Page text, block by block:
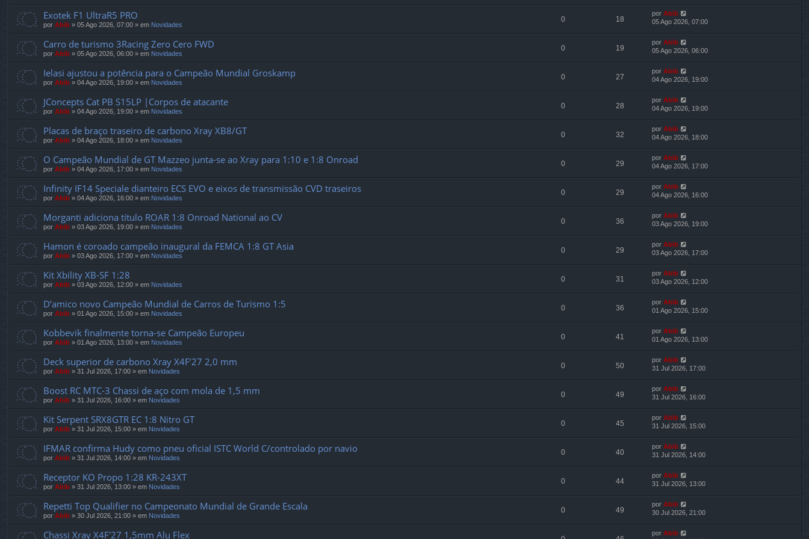
Exotek F1 UltraR5 PRO
por Abib » 05 Ago 2026, 07:00 » em Novidades
0 18
por Abib
05 Ago 2026, 07:00
Carro de turismo 3Racing Zero Cero FWD
por Abib » 05 Ago 2026, 06:00 » em Novidades
0 19
por Abib
05 Ago 2026, 06:00
Ielasi ajustou a potência para o Campeão Mundial Groskamp
por Abib » 04 Ago 2026, 19:00 » em Novidades
0 27
por Abib
04 Ago 2026, 19:00
JConcepts Cat PB S15LP |Corpos de atacante
por Abib » 04 Ago 2026, 19:00 » em Novidades
0 28
por Abib
04 Ago 2026, 19:00
Placas de braço traseiro de carbono Xray XB8/GT
por Abib » 04 Ago 2026, 18:00 » em Novidades
0 32
por Abib
04 Ago 2026, 18:00
O Campeão Mundial de GT Mazzeo junta-se ao Xray para 1:10 e 1:8 Onroad
por Abib » 04 Ago 2026, 17:00 » em Novidades
0 29
por Abib
04 Ago 2026, 17:00
Infinity IF14 Speciale dianteiro ECS EVO e eixos de transmissão CVD traseiros
por Abib » 04 Ago 2026, 16:00 » em Novidades
0 29
por Abib
04 Ago 2026, 16:00
Morganti adiciona título ROAR 1:8 Onroad National ao CV
por Abib » 03 Ago 2026, 19:00 » em Novidades
0 36
por Abib
03 Ago 2026, 19:00
Hamon é coroado campeão inaugural da FEMCA 1:8 GT Asia
por Abib » 03 Ago 2026, 17:00 » em Novidades
0 29
por Abib
03 Ago 2026, 17:00
Kit Xbility XB-SF 1:28
por Abib » 03 Ago 2026, 12:00 » em Novidades
0 31
por Abib
03 Ago 2026, 12:00
D’amico novo Campeão Mundial de Carros de Turismo 1:5
por Abib » 01 Ago 2026, 15:00 » em Novidades
0 36
por Abib
01 Ago 2026, 15:00
Kobbevik finalmente torna-se Campeão Europeu
por Abib » 01 Ago 2026, 13:00 » em Novidades
0 41
por Abib
01 Ago 2026, 13:00
Deck superior de carbono Xray X4F’27 2,0 mm
por Abib » 31 Jul 2026, 17:00 » em Novidades
0 50
por Abib
31 Jul 2026, 17:00
Boost RC MTC-3 Chassi de aço com mola de 1,5 mm
por Abib » 31 Jul 2026, 16:00 » em Novidades
0 49
por Abib
31 Jul 2026, 16:00
Kit Serpent SRX8GTR EC 1:8 Nitro GT
por Abib » 31 Jul 2026, 15:00 » em Novidades
0 45
por Abib
31 Jul 2026, 15:00
IFMAR confirma Hudy como pneu oficial ISTC World C/controlado por navio
por Abib » 31 Jul 2026, 14:00 » em Novidades
0 40
por Abib
31 Jul 2026, 14:00
Receptor KO Propo 1:28 KR-243XT
por Abib » 31 Jul 2026, 13:00 » em Novidades
0 44
por Abib
31 Jul 2026, 13:00
Repetti Top Qualifier no Campeonato Mundial de Grande Escala
por Abib » 30 Jul 2026, 21:00 » em Novidades
0 49
por Abib
30 Jul 2026, 21:00
Chassi Xray X4F'27 1,5mm Alu Flex por Abib